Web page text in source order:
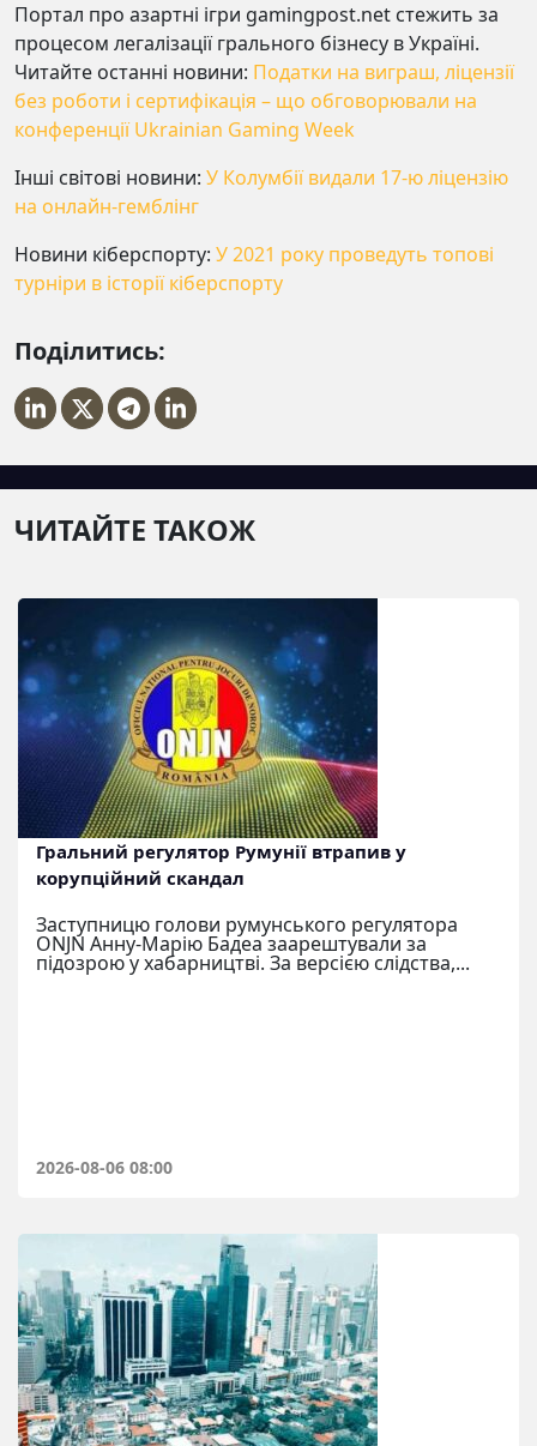
Портал про азартні ігри gamingpost.net стежить за
процесом легалізації грального бізнесу в Україні.
Читайте останні новини: Податки на виграш, ліцензії
без роботи і сертифікація – що обговорювали на
конференції Ukrainian Gaming Week
Інші світові новини: У Колумбії видали 17-ю ліцензію
на онлайн-гемблінг
Новини кіберспорту: У 2021 року проведуть топові
турніри в історії кіберспорту
Поділитись:
ЧИТАЙТЕ ТАКОЖ
Гральний регулятор Румунії втрапив у
корупційний скандал
Заступницю голови румунського регулятора
ONJN Анну-Марію Бадеа заарештували за
підозрою у хабарництві. За версією слідства,...
2026-08-06 08:00